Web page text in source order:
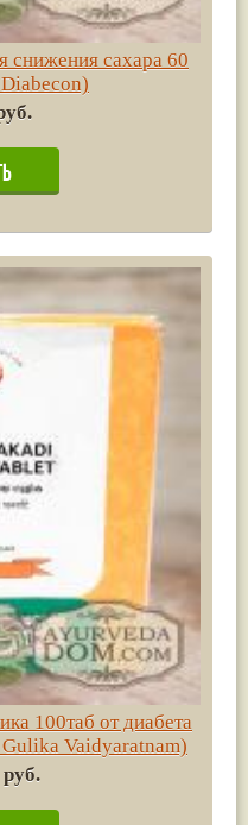
снижения сахара 60
100таб от диабета
Vaidyaratnam)